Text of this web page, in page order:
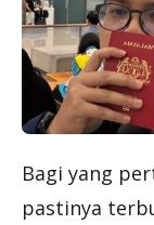
Bagi yang
pastinya